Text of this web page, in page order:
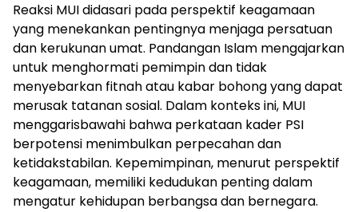
Reaksi MUI didasari pada perspektif keagamaan
yang menekankan pentingnya menjaga persatuan
dan kerukunan umat. Pandangan Islam mengajarkan
untuk menghormati pemimpin dan tidak
menyebarkan fitnah atau kabar bohong yang dapat
merusak tatanan sosial. Dalam konteks ini, MUI
menggarisbawahi bahwa perkataan kader PSI
berpotensi menimbulkan perpecahan dan
ketidakstabilan. Kepemimpinan, menurut perspektif
keagamaan, memiliki kedudukan penting dalam
mengatur kehidupan berbangsa dan bernegara.